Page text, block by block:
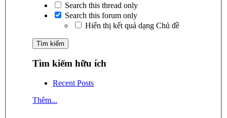
Search this thread only
Search this forum only
Hiển thị kết quả dạng Chủ đề
Tìm kiếm hữu ích
Recent Posts
Thêm...